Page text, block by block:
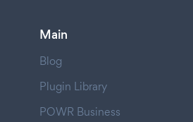
Main
Blog
Plugin Library
POWR Business